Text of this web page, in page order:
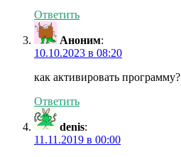
Ответить
Аноним:
10.10.2023 в 08:20
как активировать программу?
Ответить
denis:
11.11.2019 в 00:00